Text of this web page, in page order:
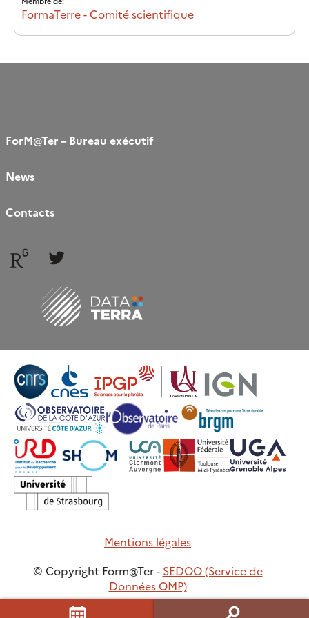
FormaTerre - Comité scientifique
ForM@Ter – Bureau exécutif
News
Contacts
Follow
Mentions légales
© Copyright Form@Ter - SEDOO (Service de
Données OMP)